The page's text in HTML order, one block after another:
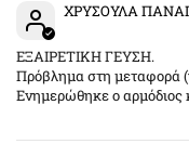
ΧΡΥΣΟΥΛΑ
ΕΞΑΙΡΕΤΙΚΗ ΓΕΥΣΗ.
Πρόβλημα στη μεταφορά
Ενημερώθηκε ο αρμόδιος